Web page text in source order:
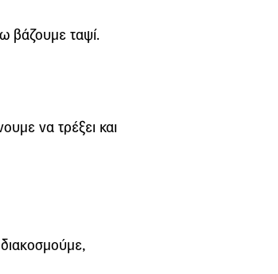
βάζουμε ταψί.
να τρέξει και